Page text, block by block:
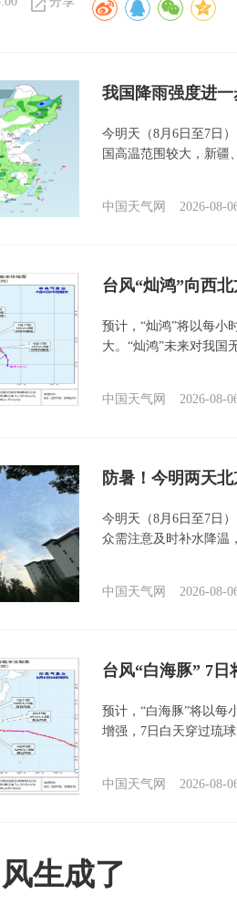
我国降雨强度进
今明天（8月6日至7日
国高温范围较大，新疆
中国天气网 2026-08-
台风“灿鸿”向西
预计，“灿鸿”将以每小
大。“灿鸿”未来对我国
中国天气网 2026-08-
防暑！今明两天
今明天（8月6日至7日
众需注意及时补水降温
中国天气网 2026-08-
台风“白海豚” 7
预计，“白海豚”将以每
增强，7日白天穿过琉
中国天气网 2026-08-
生成了